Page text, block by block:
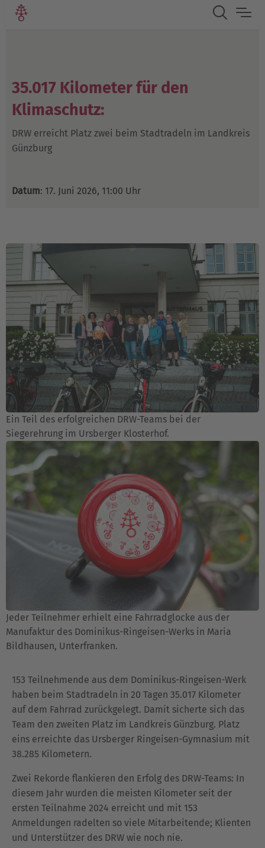
35.017 Kilometer für den
Klimaschutz:
DRW erreicht Platz zwei beim Stadtradeln im Landkreis
Günzburg
Datum: 17. Juni 2026, 11:00 Uhr
Ein Teil des erfolgreichen DRW-Teams bei der
Siegerehrung im Ursberger Klosterhof.
Jeder Teilnehmer erhielt eine Fahrradglocke aus der
Manufaktur des Dominikus-Ringeisen-Werks in Maria
Bildhausen, Unterfranken.
153 Teilnehmende aus dem Dominikus-Ringeisen-Werk
haben beim Stadtradeln in 20 Tagen 35.017 Kilometer
auf dem Fahrrad zurückgelegt. Damit sicherte sich das
Team den zweiten Platz im Landkreis Günzburg. Platz
eins erreichte das Ursberger Ringeisen-Gymnasium mit
38.285 Kilometern.
Zwei Rekorde flankieren den Erfolg des DRW-Teams: In
diesem Jahr wurden die meisten Kilometer seit der
ersten Teilnahme 2024 erreicht und mit 153
Anmeldungen radelten so viele Mitarbeitende; Klienten
und Unterstützer des DRW wie noch nie.